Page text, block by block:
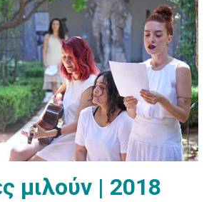
μιλούν | 2018